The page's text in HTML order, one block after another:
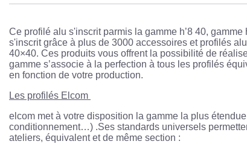
Ce profilé alu s'inscrit parmis la gamme h’8 40,
s'inscrit grâce à plus de 3000 accessoires et profilés
40×40. Ces produits vous offrent la possibilité de
gamme s’associe à la perfection à tous les profilés
en fonction de votre production.
Les profilés Elcom
elcom met à votre disposition la gamme la plus
conditionnement…) .Ses standards universels
ateliers, équivalent et de même section :